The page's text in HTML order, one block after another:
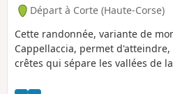
Départ à Corte (Haute-Corse)
Cette randonnée, variante de
Cappellaccia, permet
crêtes qui sépare les vallées de